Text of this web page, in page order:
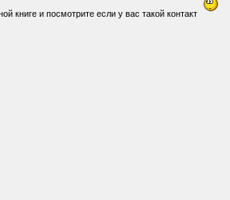
книге и посмотрите если у вас такой контакт